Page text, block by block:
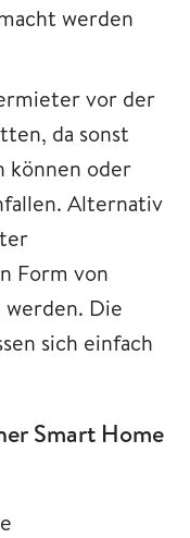
werden
vor der
da sonst
können oder
Alternativ
Form von
Die
sich einfach
Smart Home